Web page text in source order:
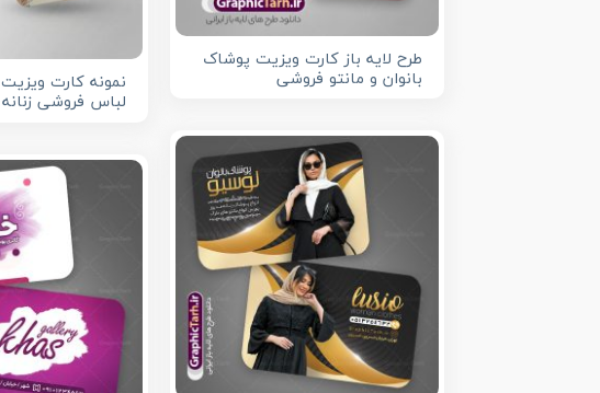
طرح لایه باز کارت ویزیت پوشاک
بانوان و مانتو فروشی
نمونه کارت
لباس فروشی